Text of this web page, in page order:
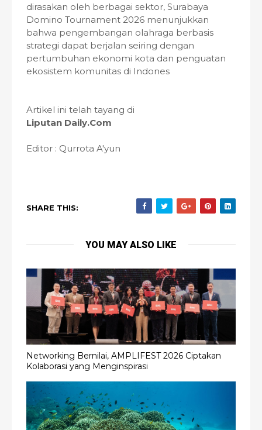
dirasakan oleh berbagai sektor, Surabaya
Domino Tournament 2026 menunjukkan
bahwa pengembangan olahraga berbasis
strategi dapat berjalan seiring dengan
pertumbuhan ekonomi kota dan penguatan
ekosistem komunitas di Indones
Artikel ini telah tayang di
Liputan Daily.Com
Editor : Qurrota A'yun
SHARE THIS:
YOU MAY ALSO LIKE
Networking Bernilai, AMPLIFEST 2026 Ciptakan
Kolaborasi yang Menginspirasi